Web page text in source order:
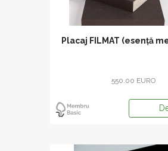
Placaj FILMAT (esență
550.00 EURO